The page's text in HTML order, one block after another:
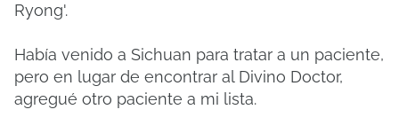
Ryong'.
Había venido a Sichuan para tratar a un paciente,
pero en lugar de encontrar al Divino Doctor,
agregué otro paciente a mi lista.